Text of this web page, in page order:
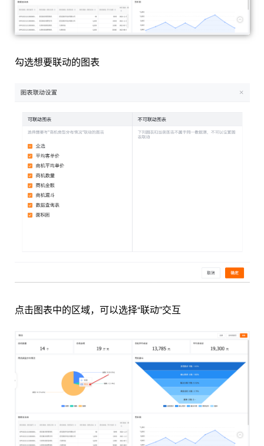
勾选想要联动的图表
点击图表中的区域，可以选择“联动”交互